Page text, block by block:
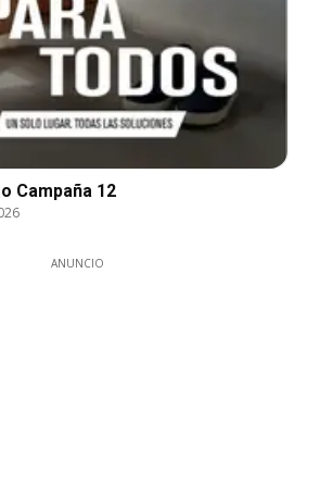
Campaña 12
ANUNCIO